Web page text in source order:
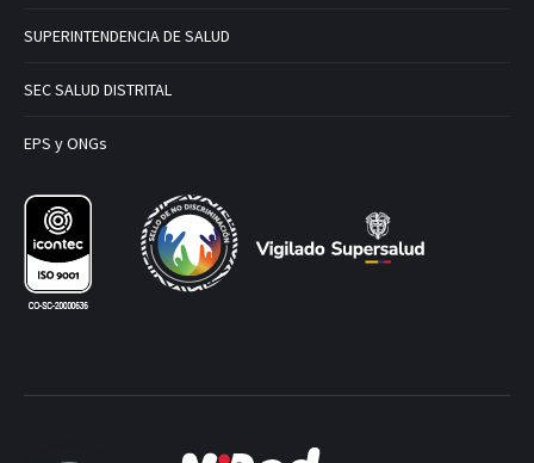
SUPERINTENDENCIA DE SALUD
SEC SALUD DISTRITAL
EPS y ONGs